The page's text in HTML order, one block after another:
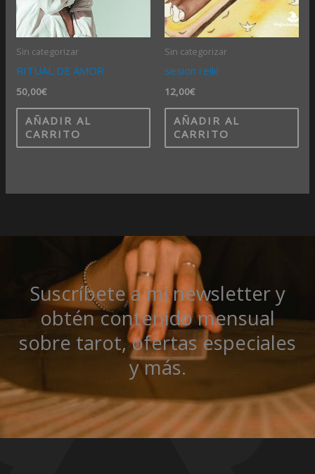
Sin categorizar
RITUAL DE AMOR
50,00€
AÑADIR AL
CARRITO
Sin categorizar
sesion reiki
12,00€
AÑADIR AL
CARRITO
Suscríbete a mi newsletter y
obtén contenido mensual
sobre tarot, ofertas especiales
y más.